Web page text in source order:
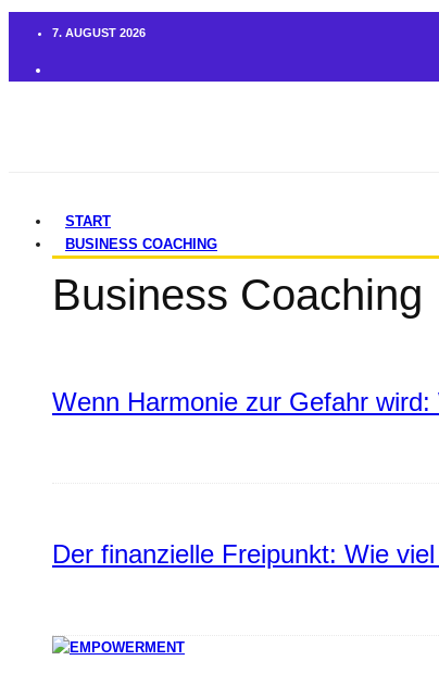
7. AUGUST 2026
START
BUSINESS COACHING
Business Coaching
Wenn Harmonie zur Gefahr
Der finanzielle Freipunkt: Wie